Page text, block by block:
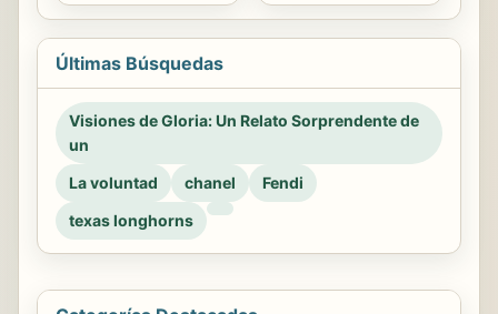
Últimas Búsquedas
Visiones de Gloria: Un Relato Sorprendente de
un
La voluntad
chanel
Fendi
texas longhorns